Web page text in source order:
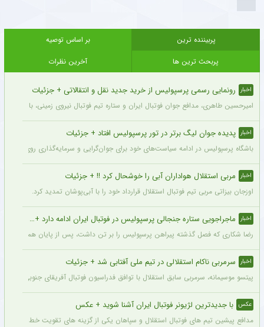
پربیننده ترین
بر اساس توصیه
پربحث ترین ها
آخرین نظرات
اخبار رونمایی رسمی پرسپولیس از خرید جدید نقل و انتقالاتی + جزئیات
امیرحسین طاهری، مدافع جوان فوتبال ایران و ستاره تیم فوتبال نیروی زمینی، با
اخبار پدیده جوان لیگ برتر در تور پرسپولیس افتاد + جزئیات
باشگاه پرسپولیس در ادامه سیاست‌های خود برای جوان‌گرایی و سرمایه‌گذاری روی استعدادهای آینده فوتبال
اخبار مربی استقلال هواداران آبی را خوشحال کرد !! + جزئیات
اوزجان بیزاتی مربی تیم فوتبال استقلال قرارداد خود را با آبی‌پوشان تمدید کرد.
اخبار ماجراجویی ستاره جنجالی پرسپولیس در فوتبال ایران ادامه دارد + جزئیات
رضا شکاری که فصل گذشته پیراهن پرسپولیس را بر تن داشت، پس از پایان همکاری با
اخبار سرمربی ناکام استقلالی در تیم ملی آفتابی شد + جزئیات
پیتسو موسیمانه، سرمربی سابق استقلال با توافق فدراسیون فوتبال آفریقای جنوبی
عکس با جدیدترین لژیونر فوتبال ایران آشنا شوید + عکس
مدافع پیشین تیم های فوتبال استقلال و سپاهان یکی از گزینه های تقویت خط دفاعی